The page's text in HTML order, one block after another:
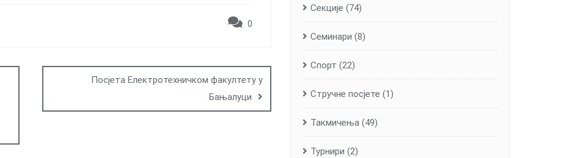
0
Посјета Електротехничком факултету у
Бањалуци
Секције (74)
Семинари (8)
Спорт (22)
Стручне посјете (1)
Такмичења (49)
Турнири (2)